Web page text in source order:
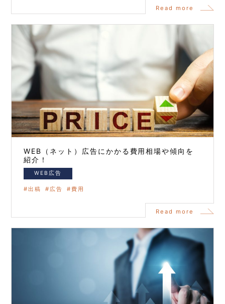
Read more
WEB（ネット）広告にかかる費用相場や傾向を
紹介！
WEB広告
出稿 広告 費用
Read more